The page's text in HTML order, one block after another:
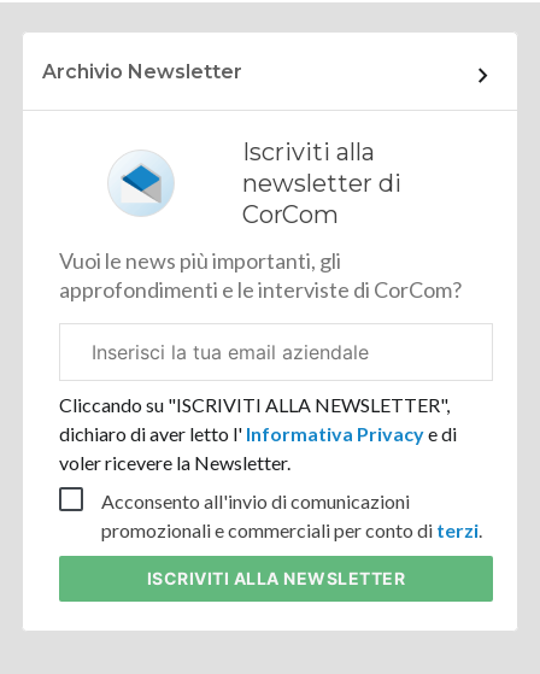
Archivio Newsletter
Iscriviti alla
newsletter di
CorCom
Vuoi le news più importanti, gli
approfondimenti e le interviste di CorCom?
aziendale
Cliccando su "ISCRIVITI ALLA NEWSLETTER",
dichiaro di aver letto l' Informativa Privacye di
voler ricevere la Newsletter.
Acconsento all'invio di comunicazioni
promozionali e commerciali per conto di terzi.
ISCRIVITI ALLA NEWSLETTER